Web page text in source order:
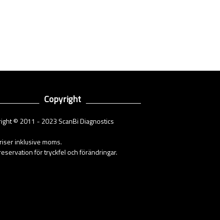
Copyright
© 2011 - 2023 ScanBi Diagnostics
inklusive moms.
för tryckfel och förändringar.